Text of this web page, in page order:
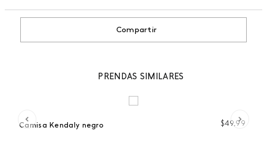
Compartir
PRENDAS SIMILARES
Camisa Kendaly negro $49,99